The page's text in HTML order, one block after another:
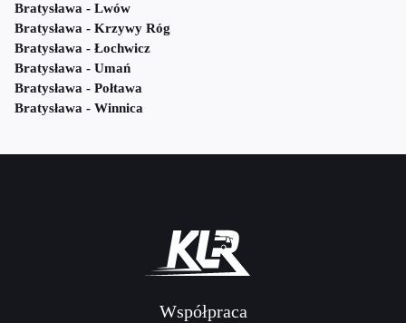
Bratysława - Lwów
Bratysława - Krzywy Róg
Bratysława - Łochwicz
Bratysława - Umań
Bratysława - Połtawa
Bratysława - Winnica
Współpraca